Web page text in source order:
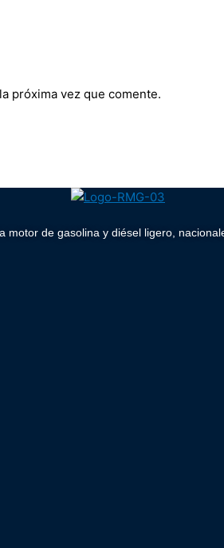
próxima vez que comente.
de gasolina y diésel ligero,